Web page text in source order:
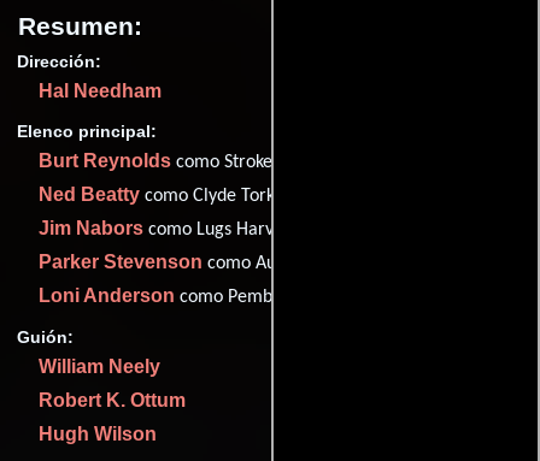
Resumen:
Dirección:
Hal Needham
Elenco principal:
Burt Reynolds como Stroker Ace
Ned Beatty como Clyde Torkle
Jim Nabors como Lugs Harvey
Parker Stevenson como Aubrey James
Loni Anderson como Pembrook Feeney
Guión:
William Neely
Robert K. Ottum
Hugh Wilson